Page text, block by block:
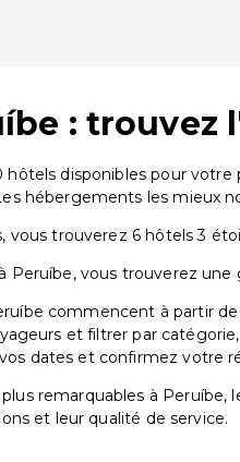
:
hôtels disponibles pour
hébergements les mieux
vous trouverez 6 hôtels 3
Peruíbe, vous trouverez
commencent à partir
et filtrer par
dates et confirmez votre
remarquables à
et leur qualité de service.